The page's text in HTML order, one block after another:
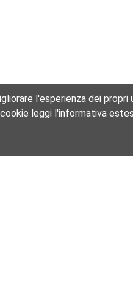
l'esperienza dei propri
leggi l'informativa